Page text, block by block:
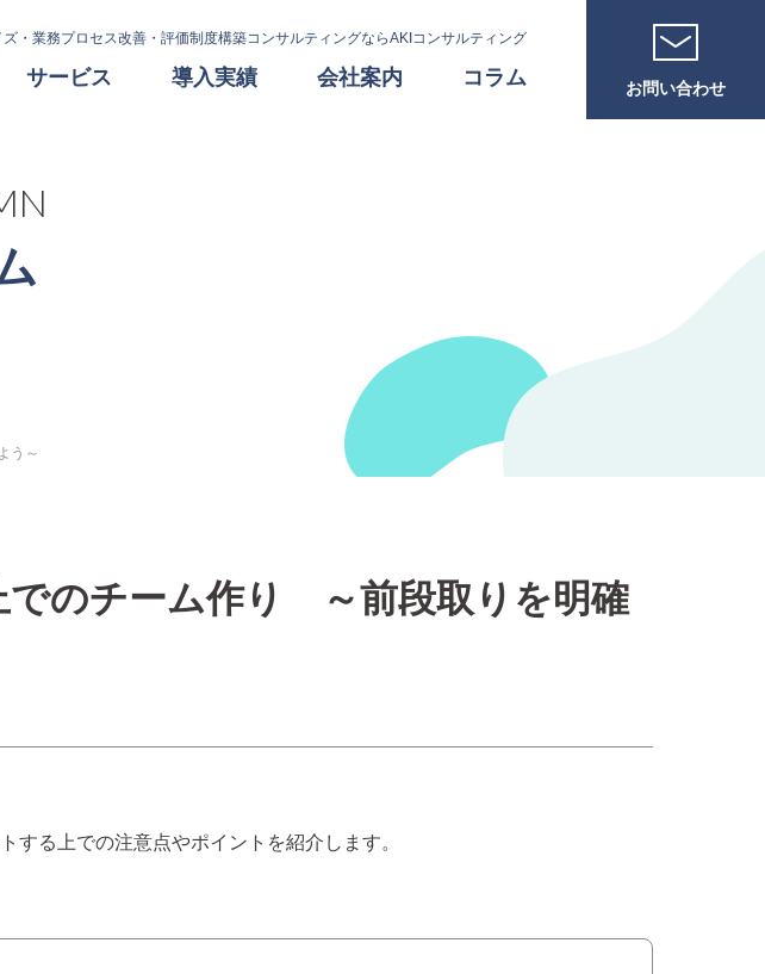
ズ・業務プロセス改善・評価制度構築コンサルティングならAKIコンサルティング
サービス 導入実績 会社案内 コラム お問い合わせ
う～
でのチーム作り ～前段取りを明確
する上での注意点やポイントを紹介します。